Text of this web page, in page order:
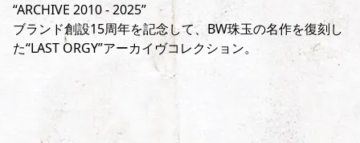
“ARCHIVE 2010 - 2025”
ブランド創設15周年を記念して、BW珠玉の名作を復刻し
た“LAST ORGY”アーカイヴコレクション。